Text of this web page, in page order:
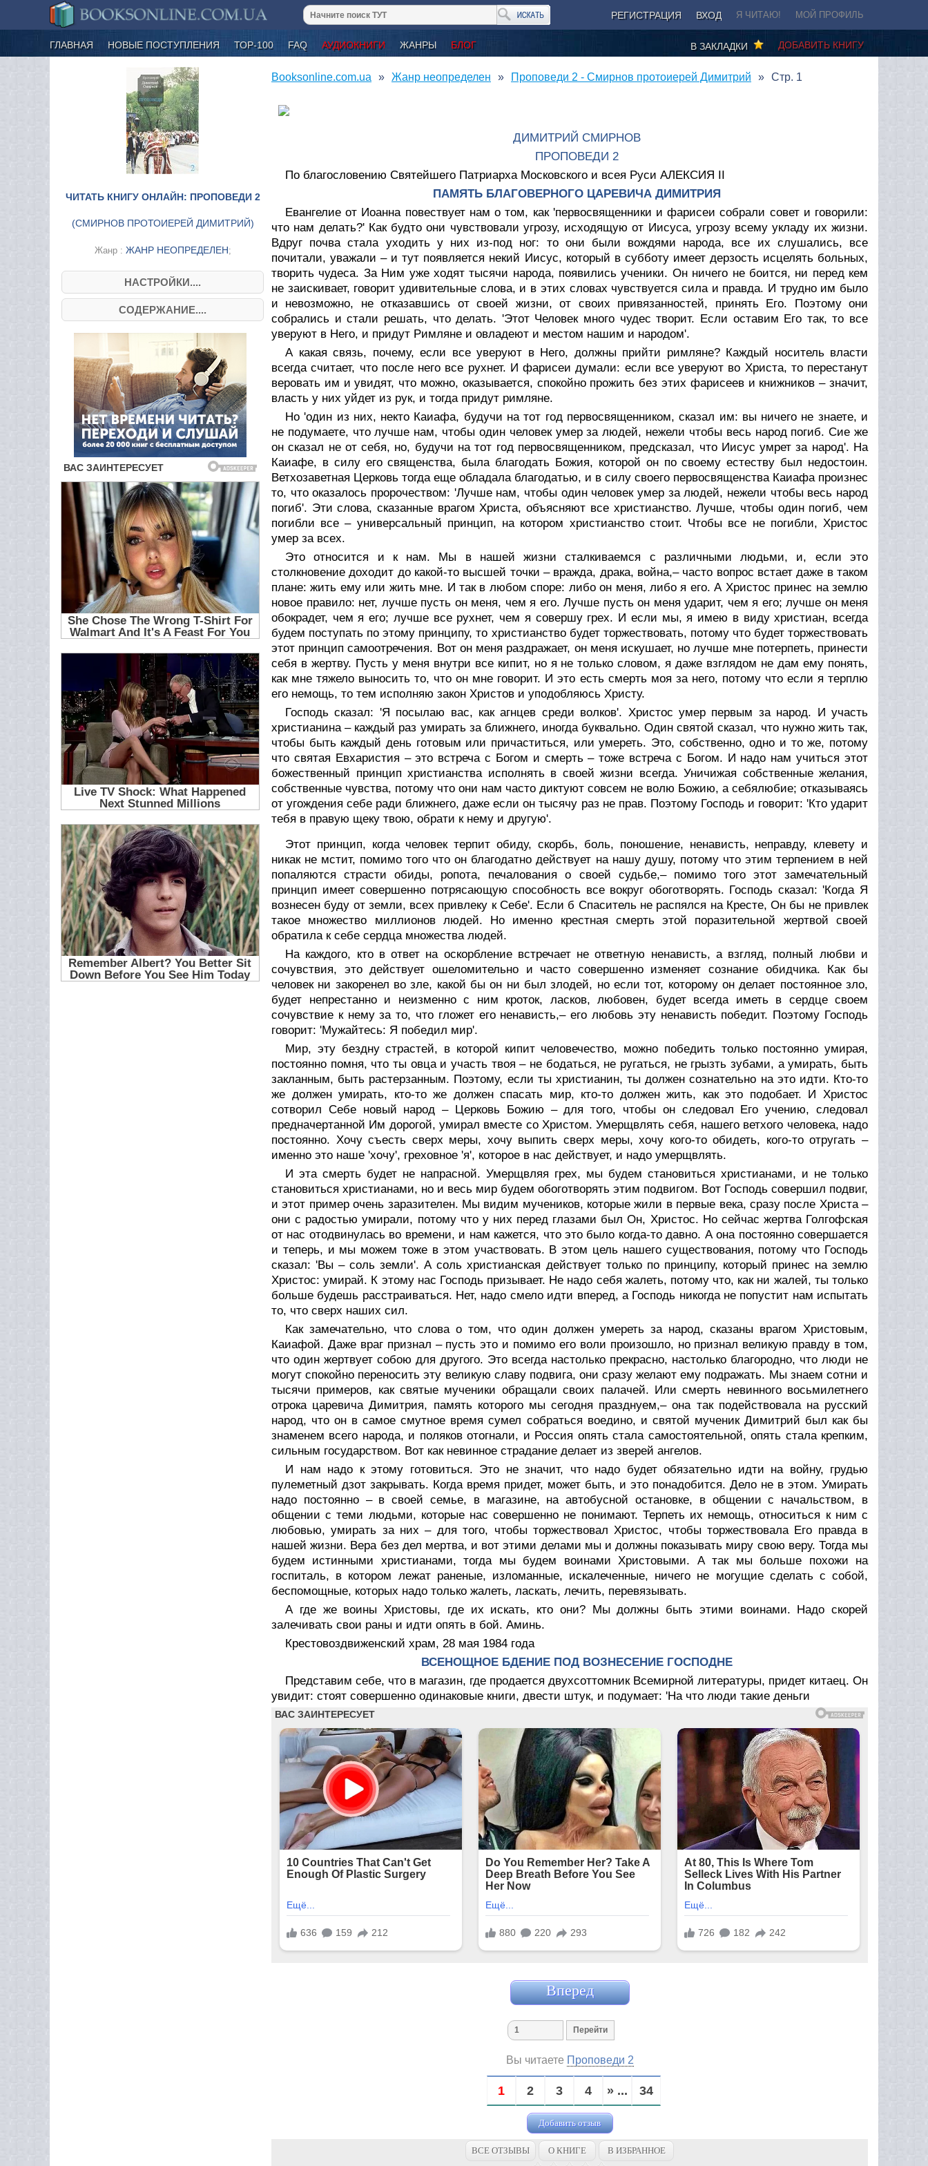
РЕГИСТРАЦИЯ ВХОД Я ЧИТАЮ! МОЙ ПРОФИЛЬ
ГЛАВНАЯ НОВЫЕ ПОСТУПЛЕНИЯ ТОР-100 FAQ АУДИОКНИГИ ЖАНРЫ БЛОГ ДОБАВИТЬ КНИГУ
В ЗАКЛАДКИ
ЧИТАТЬ КНИГУ ОНЛАЙН: ПРОПОВЕДИ 2
(СМИРНОВ ПРОТОИЕРЕЙ ДИМИТРИЙ)
Жанр : ЖАНР НЕОПРЕДЕЛЕН;
НАСТРОЙКИ....
СОДЕРЖАНИЕ....
Booksonline.com.ua Жанр неопределен Проповеди 2 - Смирнов протоиерей Димитрий Стр. 1
ДИМИТРИЙ СМИРНОВ
ПРОПОВЕДИ 2
По благословению Святейшего Патриарха Московского и всея Руси АЛЕКСИЯ II
ПАМЯТЬ БЛАГОВЕРНОГО ЦАРЕВИЧА ДИМИТРИЯ
Евангелие от Иоанна повествует нам о том, как 'первосвященники и фарисеи собрали совет и говорили:
что нам делать?' Как будто они чувствовали угрозу, исходящую от Иисуса, угрозу всему укладу их жизни.
Вдруг почва стала уходить у них из-под ног: то они были вождями народа, все их слушались, все
почитали, уважали – и тут появляется некий Иисус, который в субботу имеет дерзость исцелять больных,
творить чудеса. За Ним уже ходят тысячи народа, появились ученики. Он ничего не боится, ни перед кем
не заискивает, говорит удивительные слова, и в этих словах чувствуется сила и правда. И трудно им было
и невозможно, не отказавшись от своей жизни, от своих привязанностей, принять Его. Поэтому они
собрались и стали решать, что делать. 'Этот Человек много чудес творит. Если оставим Его так, то все
уверуют в Него, и придут Римляне и овладеют и местом нашим и народом'.
А какая связь, почему, если все уверуют в Него, должны прийти римляне? Каждый носитель власти
всегда считает, что после него все рухнет. И фарисеи думали: если все уверуют во Христа, то перестанут
веровать им и увидят, что можно, оказывается, спокойно прожить без этих фарисеев и книжников – значит,
власть у них уйдет из рук, и тогда придут римляне.
Но 'один из них, некто Каиафа, будучи на тот год первосвященником, сказал им: вы ничего не знаете, и
не подумаете, что лучше нам, чтобы один человек умер за людей, нежели чтобы весь народ погиб. Сие же
он сказал не от себя, но, будучи на тот год первосвященником, предсказал, что Иисус умрет за народ'. На
Каиафе, в силу его священства, была благодать Божия, которой он по своему естеству был недостоин.
Ветхозаветная Церковь тогда еще обладала благодатью, и в силу своего первосвященства Каиафа произнес
то, что оказалось пророчеством: 'Лучше нам, чтобы один человек умер за людей, нежели чтобы весь народ
погиб'. Эти слова, сказанные врагом Христа, объясняют все христианство. Лучше, чтобы один погиб, чем
погибли все – универсальный принцип, на котором христианство стоит. Чтобы все не погибли, Христос
умер за всех.
Это относится и к нам. Мы в нашей жизни сталкиваемся с различными людьми, и, если это
столкновение доходит до какой-то высшей точки – вражда, драка, война,– часто вопрос встает даже в таком
плане: жить ему или жить мне. И так в любом споре: либо он меня, либо я его. А Христос принес на землю
новое правило: нет, лучше пусть он меня, чем я его. Лучше пусть он меня ударит, чем я его; лучше он меня
обокрадет, чем я его; лучше все рухнет, чем я совершу грех. И если мы, я имею в виду христиан, всегда
будем поступать по этому принципу, то христианство будет торжествовать, потому что будет торжествовать
этот принцип самоотречения. Вот он меня раздражает, он меня искушает, но лучше мне потерпеть, принести
себя в жертву. Пусть у меня внутри все кипит, но я не только словом, я даже взглядом не дам ему понять,
как мне тяжело выносить то, что он мне говорит. И это есть смерть моя за него, потому что если я терплю
его немощь, то тем исполняю закон Христов и уподобляюсь Христу.
Господь сказал: 'Я посылаю вас, как агнцев среди волков'. Христос умер первым за народ. И участь
христианина – каждый раз умирать за ближнего, иногда буквально. Один святой сказал, что нужно жить так,
чтобы быть каждый день готовым или причаститься, или умереть. Это, собственно, одно и то же, потому
что святая Евхаристия – это встреча с Богом и смерть – тоже встреча с Богом. И надо нам учиться этот
божественный принцип христианства исполнять в своей жизни всегда. Уничижая собственные желания,
собственные чувства, потому что они нам часто диктуют совсем не волю Божию, а себялюбие; отказываясь
от угождения себе ради ближнего, даже если он тысячу раз не прав. Поэтому Господь и говорит: 'Кто ударит
тебя в правую щеку твою, обрати к нему и другую'.
Этот принцип, когда человек терпит обиду, скорбь, боль, поношение, ненависть, неправду, клевету и
никак не мстит, помимо того что он благодатно действует на нашу душу, потому что этим терпением в ней
попаляются страсти обиды, ропота, печалования о своей судьбе,– помимо того этот замечательный
принцип имеет совершенно потрясающую способность все вокруг обоготворять. Господь сказал: 'Когда Я
вознесен буду от земли, всех привлеку к Себе'. Если б Спаситель не распялся на Кресте, Он бы не привлек
такое множество миллионов людей. Но именно крестная смерть этой поразительной жертвой своей
обратила к себе сердца множества людей.
На каждого, кто в ответ на оскорбление встречает не ответную ненависть, а взгляд, полный любви и
сочувствия, это действует ошеломительно и часто совершенно изменяет сознание обидчика. Как бы
человек ни закоренел во зле, какой бы он ни был злодей, но если тот, которому он делает постоянное зло,
будет непрестанно и неизменно с ним кроток, ласков, любовен, будет всегда иметь в сердце своем
сочувствие к нему за то, что гложет его ненависть,– его любовь эту ненависть победит. Поэтому Господь
говорит: 'Мужайтесь: Я победил мир'.
Мир, эту бездну страстей, в которой кипит человечество, можно победить только постоянно умирая,
постоянно помня, что ты овца и участь твоя – не бодаться, не ругаться, не грызть зубами, а умирать, быть
закланным, быть растерзанным. Поэтому, если ты христианин, ты должен сознательно на это идти. Кто-то
же должен умирать, кто-то же должен спасать мир, кто-то должен жить, как это подобает. И Христос
сотворил Себе новый народ – Церковь Божию – для того, чтобы он следовал Его учению, следовал
предначертанной Им дорогой, умирал вместе со Христом. Умерщвлять себя, нашего ветхого человека, надо
постоянно. Хочу съесть сверх меры, хочу выпить сверх меры, хочу кого-то обидеть, кого-то отругать –
именно это наше 'хочу', греховное 'я', которое в нас действует, и надо умерщвлять.
И эта смерть будет не напрасной. Умерщвляя грех, мы будем становиться христианами, и не только
становиться христианами, но и весь мир будем обоготворять этим подвигом. Вот Господь совершил подвиг,
и этот пример очень заразителен. Мы видим мучеников, которые жили в первые века, сразу после Христа –
они с радостью умирали, потому что у них перед глазами был Он, Христос. Но сейчас жертва Голгофская
от нас отодвинулась во времени, и нам кажется, что это было когда-то давно. А она постоянно совершается
и теперь, и мы можем тоже в этом участвовать. В этом цель нашего существования, потому что Господь
сказал: 'Вы – соль земли'. А соль христианская действует только по принципу, который принес на землю
Христос: умирай. К этому нас Господь призывает. Не надо себя жалеть, потому что, как ни жалей, ты только
больше будешь расстраиваться. Нет, надо смело идти вперед, а Господь никогда не попустит нам испытать
то, что сверх наших сил.
Как замечательно, что слова о том, что один должен умереть за народ, сказаны врагом Христовым,
Каиафой. Даже враг признал – пусть это и помимо его воли произошло, но признал великую правду в том,
что один жертвует собою для другого. Это всегда настолько прекрасно, настолько благородно, что люди не
могут спокойно переносить эту великую славу подвига, они сразу желают ему подражать. Мы знаем сотни и
тысячи примеров, как святые мученики обращали своих палачей. Или смерть невинного восьмилетнего
отрока царевича Димитрия, память которого мы сегодня празднуем,– она так подействовала на русский
народ, что он в самое смутное время сумел собраться воедино, и святой мученик Димитрий был как бы
знаменем всего народа, и поляков отогнали, и Россия опять стала самостоятельной, опять стала крепким,
сильным государством. Вот как невинное страдание делает из зверей ангелов.
И нам надо к этому готовиться. Это не значит, что надо будет обязательно идти на войну, грудью
пулеметный дзот закрывать. Когда время придет, может быть, и это понадобится. Дело не в этом. Умирать
надо постоянно – в своей семье, в магазине, на автобусной остановке, в общении с начальством, в
общении с теми людьми, которые нас совершенно не понимают. Терпеть их немощь, относиться к ним с
любовью, умирать за них – для того, чтобы торжествовал Христос, чтобы торжествовала Его правда в
нашей жизни. Вера без дел мертва, и вот этими делами мы и должны показывать миру свою веру. Тогда мы
будем истинными христианами, тогда мы будем воинами Христовыми. А так мы больше похожи на
госпиталь, в котором лежат раненые, изломанные, искалеченные, ничего не могущие сделать с собой,
беспомощные, которых надо только жалеть, ласкать, лечить, перевязывать.
А где же воины Христовы, где их искать, кто они? Мы должны быть этими воинами. Надо скорей
залечивать свои раны и идти опять в бой. Аминь.
Крестовоздвиженский храм, 28 мая 1984 года
ВСЕНОЩНОЕ БДЕНИЕ ПОД ВОЗНЕСЕНИЕ ГОСПОДНЕ
Представим себе, что в магазин, где продается двухсоттомник Всемирной литературы, придет китаец. Он
увидит: стоят совершенно одинаковые книги, двести штук, и подумает: 'На что люди такие деньги
Вперед
Вы читаете Проповеди 2
1 2 3 4 » ... 34
Добавить отзыв
ВСЕ ОТЗЫВЫ О КНИГЕ В ИЗБРАННОЕ